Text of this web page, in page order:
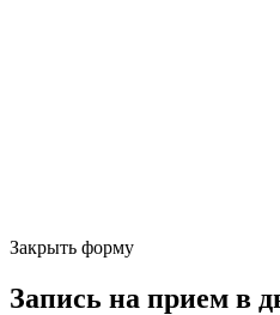
Закрыть форму
Запись на прием в